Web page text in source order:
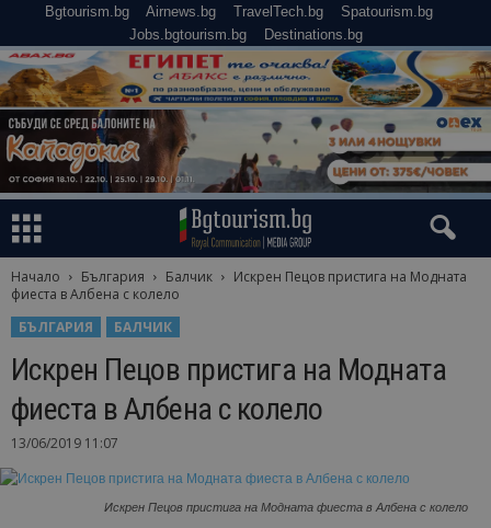
Bgtourism.bg Airnews.bg TravelTech.bg
Spatourism.bg
Jobs.bgtourism.bg
Destinations.bg
Начало България Балчик
Искрен Пецов пристига на Модната
фиеста в Албена с колело
БЪЛГАРИЯ
БАЛЧИК
Искрен Пецов пристига на Модната
фиеста в Албена с колело
13/06/2019 11:07
Искрен Пецов пристига на Модната фиеста в Албена с колело